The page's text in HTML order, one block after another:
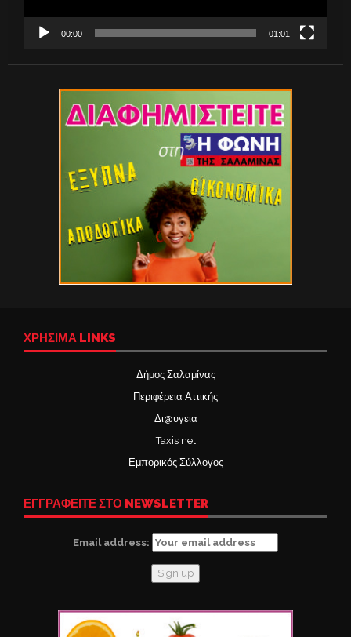
00:00 01:01
ΧΡΉΣΙΜΑ LINKS
Δήμος Σαλαμίνας
Περιφέρεια Αττικής
Δι@υγεια
Taxis net
Εμπορικός Σύλλογος
ΕΓΓΡΑΦΕΙΤΕ ΣΤΟ NEWSLETTER
Email address: